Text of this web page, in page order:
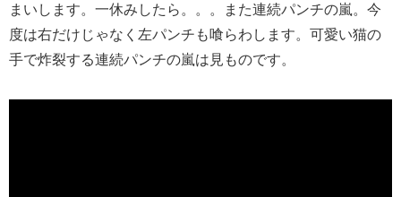
まいします。一休みしたら。。。また連続パンチの嵐。今
度は右だけじゃなく左パンチも喰らわします。可愛い猫の
手で炸裂する連続パンチの嵐は見ものです。